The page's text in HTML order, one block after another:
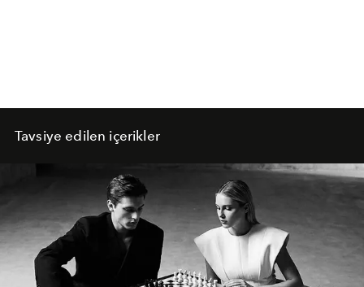
Tavsiye edilen içerikler